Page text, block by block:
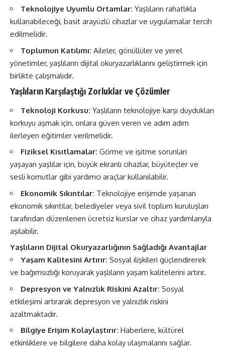
Teknolojiye Uyumlu Ortamlar: Yaşlıların rahatlıkla
kullanabileceği, basit arayüzlü cihazlar ve uygulamalar tercih
edilmelidir.
Toplumun Katılımı: Aileler, gönüllüler ve yerel
yönetimler, yaşlıların dijital okuryazarlıklarını geliştirmek için
birlikte çalışmalıdır.
Yaşlıların Karşılaştığı Zorluklar ve Çözümler
Teknoloji Korkusu: Yaşlıların teknolojiye karşı duydukları
korkuyu aşmak için, onlara güven veren ve adım adım
ilerleyen eğitimler verilmelidir.
Fiziksel Kısıtlamalar: Görme ve işitme sorunları
yaşayan yaşlılar için, büyük ekranlı cihazlar, büyüteçler ve
sesli komutlar gibi yardımcı araçlar kullanılabilir.
Ekonomik Sıkıntılar: Teknolojiye erişimde yaşanan
ekonomik sıkıntılar, belediyeler veya sivil toplum kuruluşları
tarafından düzenlenen ücretsiz kurslar ve cihaz yardımlarıyla
aşılabilir.
Yaşlıların Dijital Okuryazarlığının Sağladığı Avantajlar
Yaşam Kalitesini Artırır: Sosyal ilişkileri güçlendirerek
ve bağımsızlığı koruyarak yaşlıların yaşam kalitelerini artırır.
Depresyon ve Yalnızlık Riskini Azaltır: Sosyal
etkileşimi artırarak depresyon ve yalnızlık riskini
azaltmaktadır.
Bilgiye Erişim Kolaylaştırır: Haberlere, kültürel
etkinliklere ve bilgilere daha kolay ulaşmalarını sağlar.